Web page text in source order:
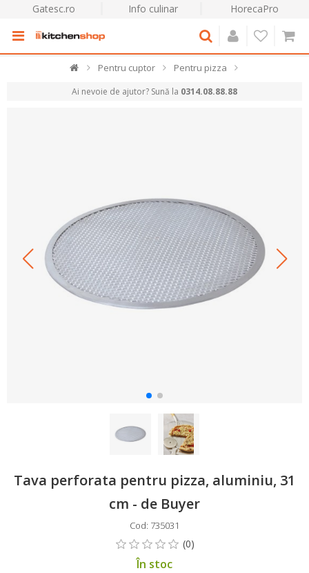
Gatesc.ro Info culinar HorecaPro
Pentru cuptor Pentru pizza
Ai nevoie de ajutor? Sună la 0314.08.88.88
Tava perforata pentru pizza, aluminiu, 31
cm - de Buyer
Cod: 735031
În stoc